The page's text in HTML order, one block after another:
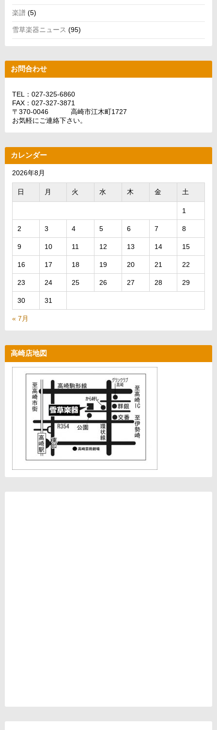
楽譜 (5)
雪草楽器ニュース (95)
お問合わせ
TEL：027-325-6860
FAX：027-327-3871
〒370-0046 高崎市江木町1727
お気軽にご連絡下さい。
カレンダー
2026年8月
日 月 火 水 木 金 土
1
2 3 4 5 6 7 8
9 10 11 12 13 14 15
16 17 18 19 20 21 22
23 24 25 26 27 28 29
30 31
« 7月
高崎店地図